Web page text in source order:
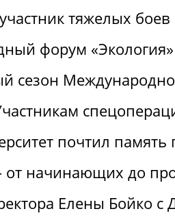
тяжелых
форум
сезон
почтил
от начинающих до
Елены Бойко